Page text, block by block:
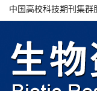
中国高校科技期刊集群